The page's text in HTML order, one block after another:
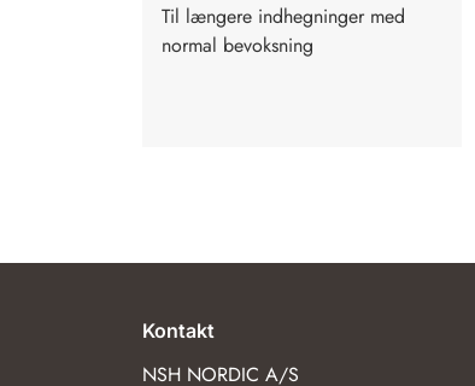
Til længere indhegninger med
normal bevoksning
Kontakt
NSH NORDIC A/S